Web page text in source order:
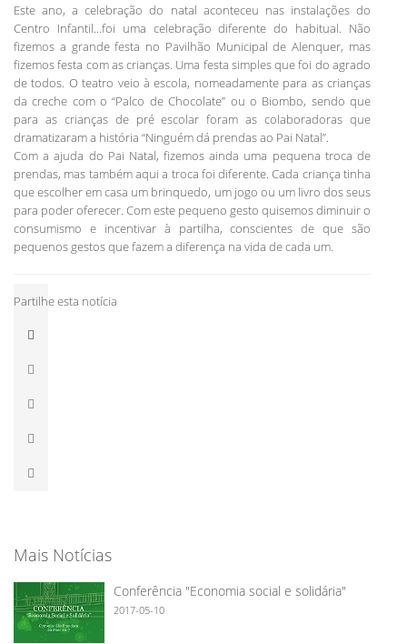
Este ano, a celebração do natal aconteceu nas instalações do
Centro Infantil...foi uma celebração diferente do habitual. Não
fizemos a grande festa no Pavilhão Municipal de Alenquer, mas
fizemos festa com as crianças. Uma festa simples que foi do agrado
de todos. O teatro veio à escola, nomeadamente para as crianças
da creche com o “Palco de Chocolate” ou o Biombo, sendo que
para as crianças de pré escolar foram as colaboradoras que
dramatizaram a história “Ninguém dá prendas ao Pai Natal”.
Com a ajuda do Pai Natal, fizemos ainda uma pequena troca de
prendas, mas também aqui a troca foi diferente. Cada criança tinha
que escolher em casa um brinquedo, um jogo ou um livro dos seus
para poder oferecer. Com este pequeno gesto quisemos diminuir o
consumismo e incentivar à partilha, conscientes de que são
pequenos gestos que fazem a diferença na vida de cada um.
Partilhe esta notícia
Mais Notícias
Conferência "Economia social e solidária"
2017-05-10